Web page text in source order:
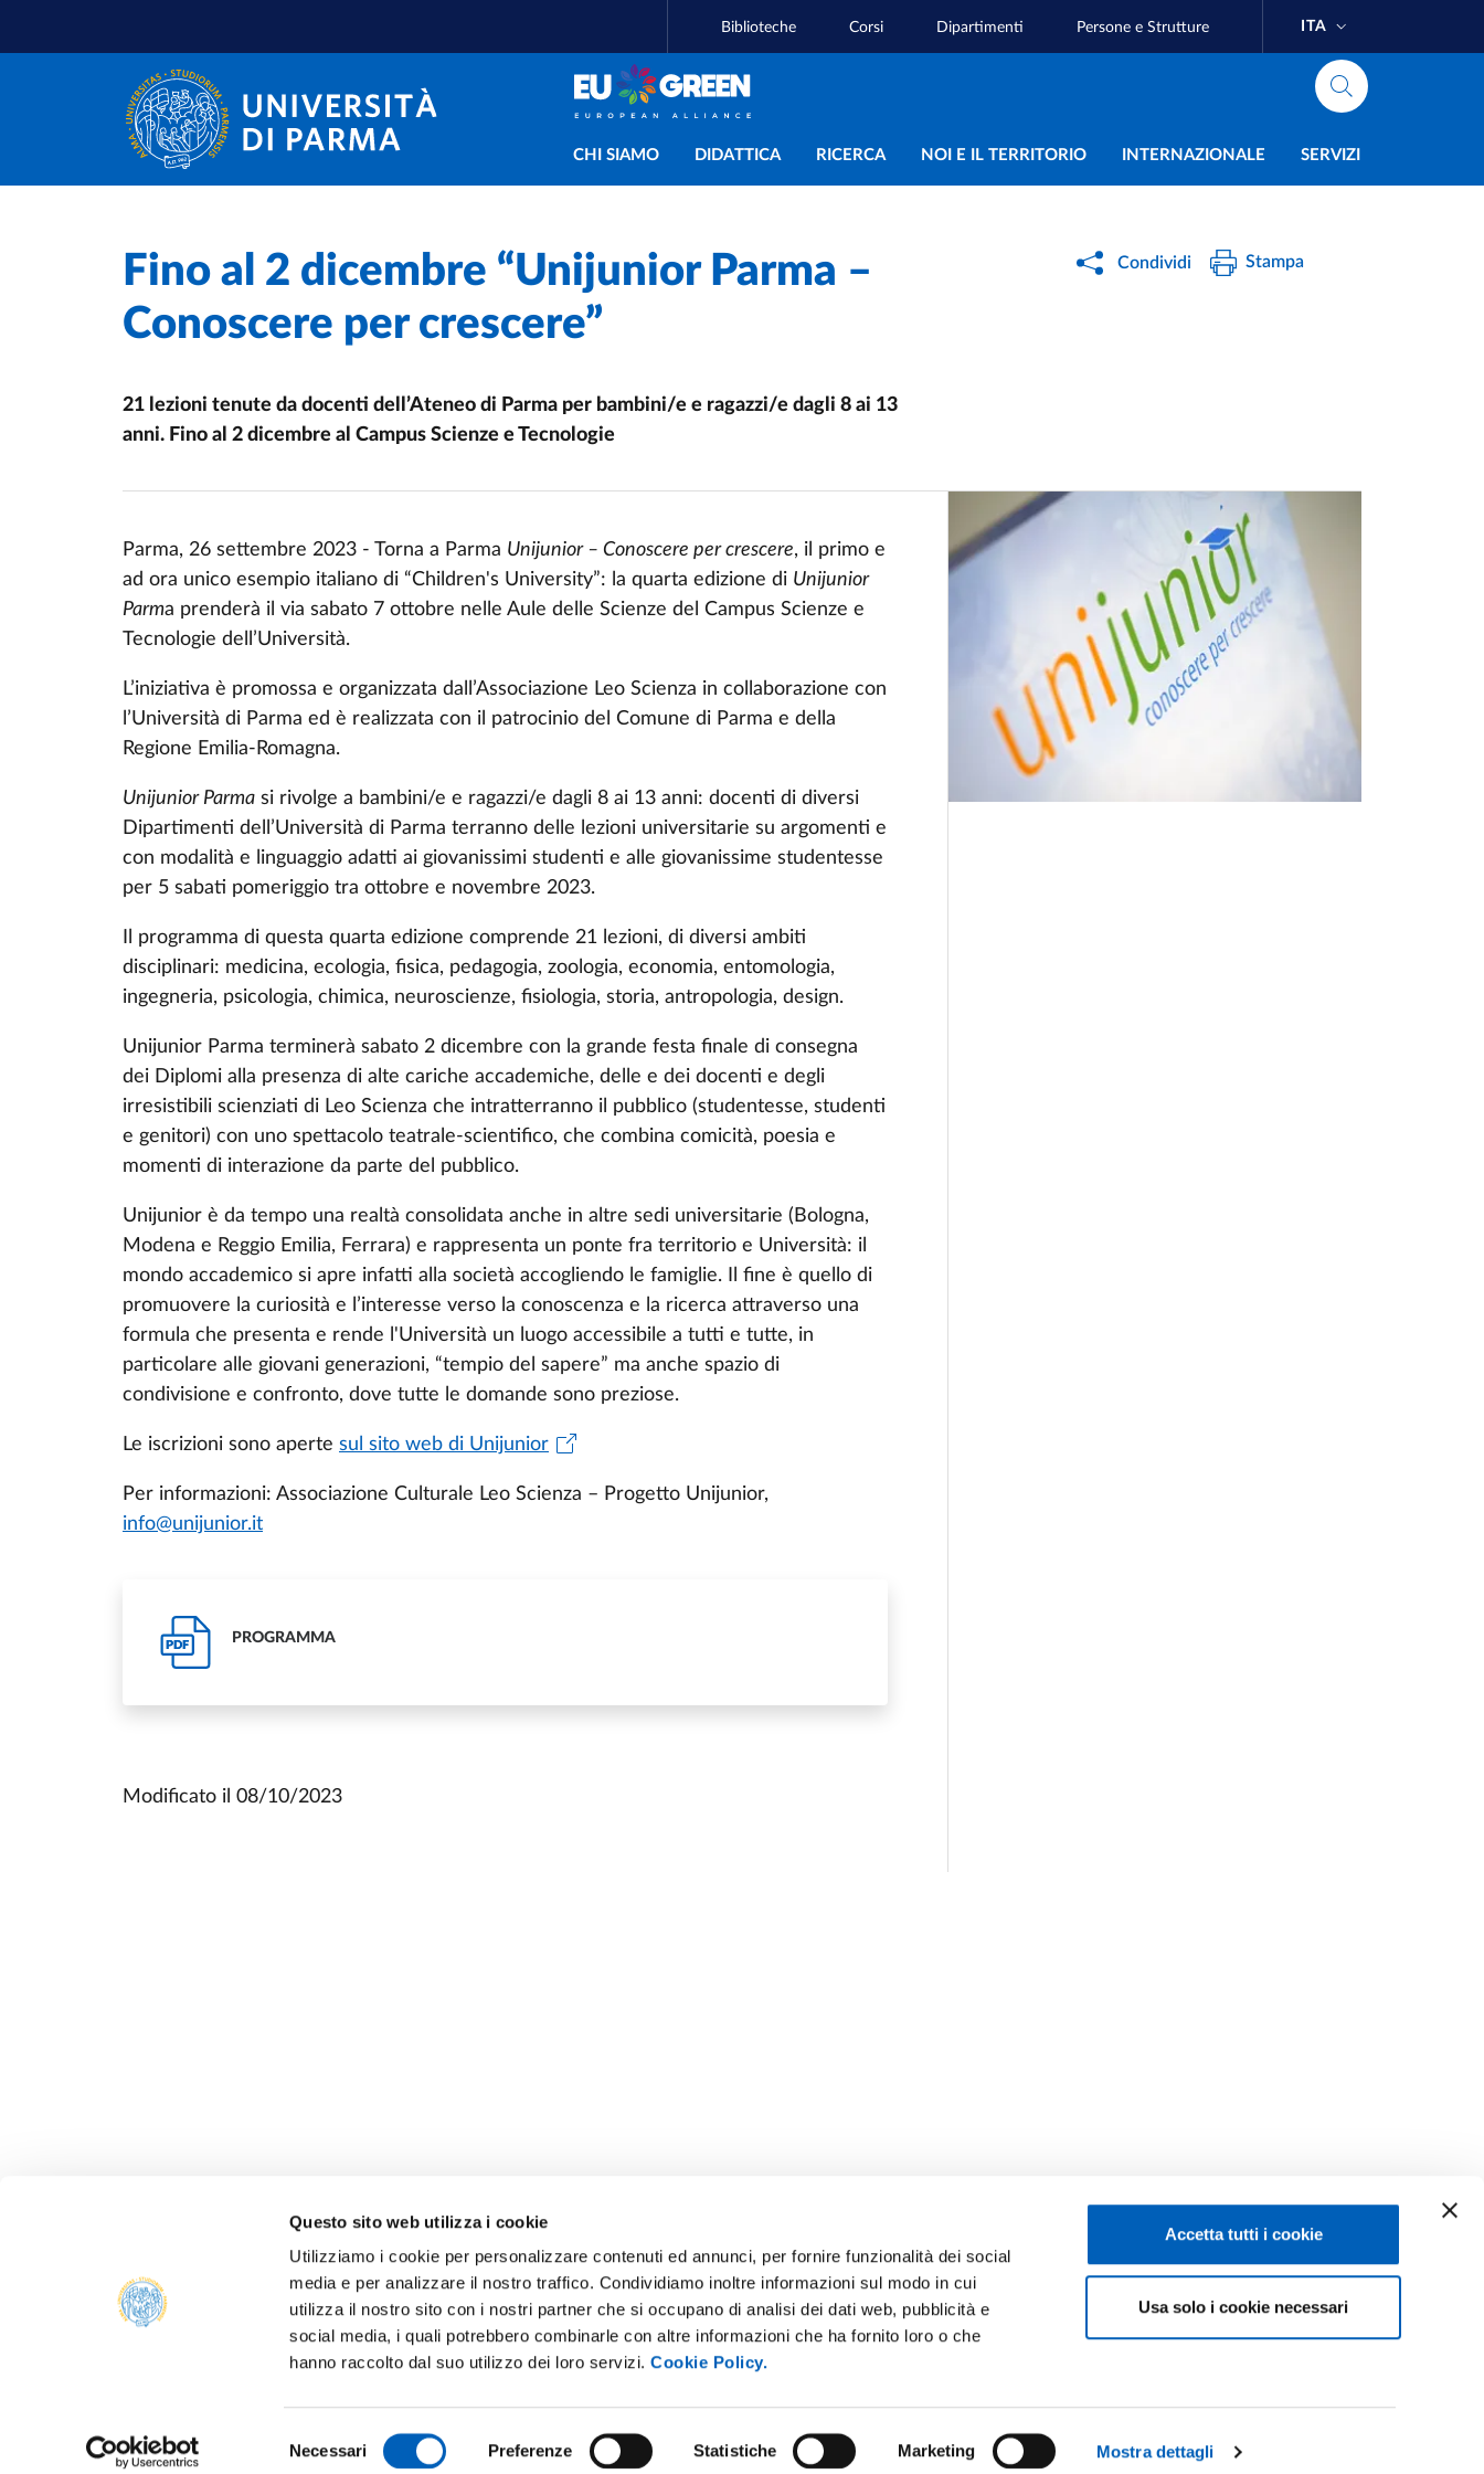
Questo sito web utilizza i cookie
Utilizziamo i cookie per personalizzare contenuti ed annunci, per fornire funzionalità dei social
media e per analizzare il nostro traffico. Condividiamo inoltre informazioni sul modo in cui
utilizza il nostro sito con i nostri partner che si occupano di analisi dei dati web, pubblicità e
social media, i quali potrebbero combinarle con altre informazioni che ha fornito loro o che
hanno raccolto dal suo utilizzo dei loro servizi.Cookie Policy.
del
Necessari Preferenze Statistiche Marketing Mostra dettagli
Accetta tutti i cookie
Usa solo i cookie necessari
Biblioteche Corsi Dipartimenti Persone e Strutture ITA
Navigazione principale
CHI SIAMO DIDATTICA RICERCA NOI E IL TERRITORIO INTERNAZIONALE SERVIZI
CONTATTACI
Home
Cerca una notizia
/
Fino al 2 dicembre “Unijunior Parma –
Conoscere per crescere”
21 lezioni tenute da docenti dell’Ateneo di Parma per bambini/e e ragazzi/e dagli 8 ai 13
anni. Fino al 2 dicembre al Campus Scienze e Tecnologie
Condividi Stampa
Parma, 26 settembre 2023 - Torna a Parma Unijunior – Conoscere per crescere, il primo e
ad ora unico esempio italiano di “Children's University”: la quarta edizione di Unijunior
Parma prenderà il via sabato 7 ottobre nelle Aule delle Scienze del Campus Scienze e
Tecnologie dell’Università.
L’iniziativa è promossa e organizzata dall’Associazione Leo Scienza in collaborazione con
l’Università di Parma ed è realizzata con il patrocinio del Comune di Parma e della
Regione Emilia-Romagna.
Unijunior Parma si rivolge a bambini/e e ragazzi/e dagli 8 ai 13 anni: docenti di diversi
Dipartimenti dell’Università di Parma terranno delle lezioni universitarie su argomenti e
con modalità e linguaggio adatti ai giovanissimi studenti e alle giovanissime studentesse
per 5 sabati pomeriggio tra ottobre e novembre 2023.
Il programma di questa quarta edizione comprende 21 lezioni, di diversi ambiti
disciplinari: medicina, ecologia, fisica, pedagogia, zoologia, economia, entomologia,
ingegneria, psicologia, chimica, neuroscienze, fisiologia, storia, antropologia, design.
Unijunior Parma terminerà sabato 2 dicembre con la grande festa finale di consegna
dei Diplomi alla presenza di alte cariche accademiche, delle e dei docenti e degli
irresistibili scienziati di Leo Scienza che intratterranno il pubblico (studentesse, studenti
e genitori) con uno spettacolo teatrale-scientifico, che combina comicità, poesia e
momenti di interazione da parte del pubblico.
Unijunior è da tempo una realtà consolidata anche in altre sedi universitarie (Bologna,
Modena e Reggio Emilia, Ferrara) e rappresenta un ponte fra territorio e Università: il
mondo accademico si apre infatti alla società accogliendo le famiglie. Il fine è quello di
promuovere la curiosità e l’interesse verso la conoscenza e la ricerca attraverso una
formula che presenta e rende l'Università un luogo accessibile a tutti e tutte, in
particolare alle giovani generazioni, “tempio del sapere” ma anche spazio di
condivisione e confronto, dove tutte le domande sono preziose.
Le iscrizioni sono aperte sul sito web di Unijunior
Per informazioni: Associazione Culturale Leo Scienza – Progetto Unijunior,
info@unijunior.it
PDF
PROGRAMMA
Modificato il 08/10/2023
Tel.+39 0521 902111
PEC:protocollo@pec.unipr.it
ALUMNI E AMICI DELL’UNIVERSITÀ DI
PARMA
ATENEO SOSTENIBILE
BANDI E CONCORSI
PERSONALE
PROTEZIONE DEI DATI - PRIVACY
SOSTIENI L'ATENEO
UFFICIO STAMPA
Facebook Linkedin